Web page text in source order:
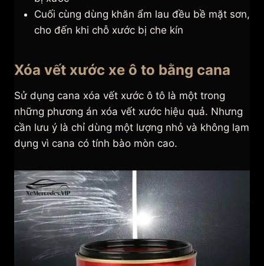
Cuối cùng dùng khăn ẩm lau đều bề mặt sơn,
cho đến khi chỗ xước bị che kín
Xóa vết xước xe ô to bằng cana
Sử dụng cana xóa vết xước ô tô là một trong
những phương án xóa vết xước hiệu quả. Nhưng
cần lưu ý là chỉ dùng một lượng nhỏ và không lạm
dụng vì cana có tính bào mòn cao.